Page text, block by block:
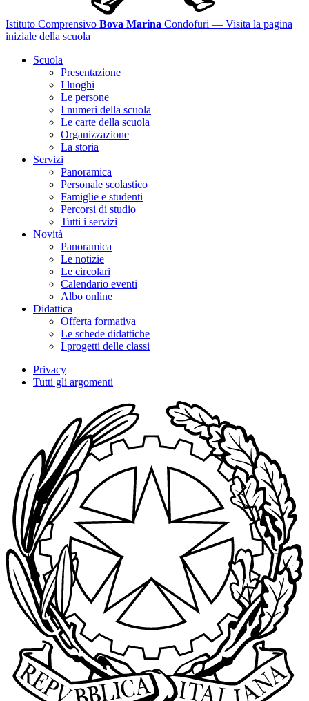
Istituto Comprensivo Bova Marina Condofuri — Visita la pagina
iniziale della scuola
Scuola
Presentazione
I luoghi
Le persone
I numeri della scuola
Le carte della scuola
Organizzazione
La storia
Servizi
Panoramica
Personale scolastico
Famiglie e studenti
Percorsi di studio
Tutti i servizi
Novità
Panoramica
Le notizie
Le circolari
Calendario eventi
Albo online
Didattica
Offerta formativa
Le schede didattiche
I progetti delle classi
Privacy
Tutti gli argomenti